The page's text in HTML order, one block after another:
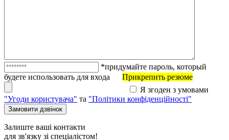
*придумайте пароль, который
будете использовать для входа
Прикрепить резюме
Я згоден з умовами
"Угоди користувача" та "Політики конфіденційності"
Залиште ваші контакти
для зв'язку зі спеціалістом!